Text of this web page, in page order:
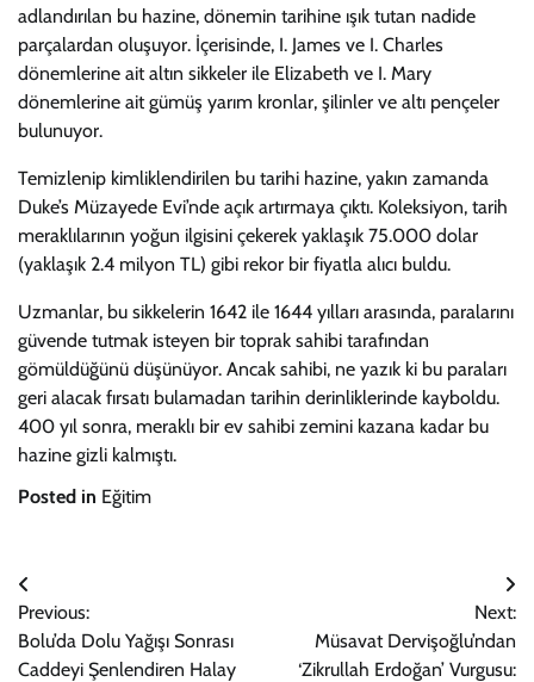
adlandırılan bu hazine, dönemin tarihine ışık tutan nadide
parçalardan oluşuyor. İçerisinde, I. James ve I. Charles
dönemlerine ait altın sikkeler ile Elizabeth ve I. Mary
dönemlerine ait gümüş yarım kronlar, şilinler ve altı pençeler
bulunuyor.
Temizlenip kimliklendirilen bu tarihi hazine, yakın zamanda
Duke’s Müzayede Evi’nde açık artırmaya çıktı. Koleksiyon, tarih
meraklılarının yoğun ilgisini çekerek yaklaşık 75.000 dolar
(yaklaşık 2.4 milyon TL) gibi rekor bir fiyatla alıcı buldu.
Uzmanlar, bu sikkelerin 1642 ile 1644 yılları arasında, paralarını
güvende tutmak isteyen bir toprak sahibi tarafından
gömüldüğünü düşünüyor. Ancak sahibi, ne yazık ki bu paraları
geri alacak fırsatı bulamadan tarihin derinliklerinde kayboldu.
400 yıl sonra, meraklı bir ev sahibi zemini kazana kadar bu
hazine gizli kalmıştı.
Posted in Eğitim
Yazı
gezinmesi
Previous:
Bolu’da Dolu Yağışı Sonrası
Caddeyi Şenlendiren Halay
Next:
Müsavat Dervişoğlu’ndan
‘Zikrullah Erdoğan’ Vurgusu: